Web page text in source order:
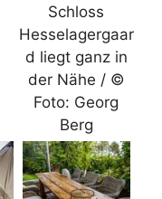
Schloss
Hesselagergaar
d liegt ganz in
der Nähe / ©
Foto: Georg
Berg